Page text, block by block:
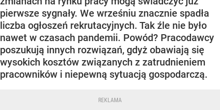
pierwsze sygnały. We wrześniu znacznie spadła
liczba ogłoszeń rekrutacyjnych. Tak źle nie było
nawet w czasach pandemii. Powód? Pracodawcy
poszukują innych rozwiązań, gdyż obawiają się
wysokich kosztów związanych z zatrudnieniem
pracowników i niepewną sytuacją gospodarczą.